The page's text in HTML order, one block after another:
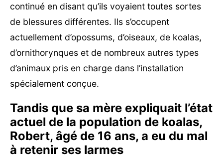
continué en disant qu’ils voyaient toutes sortes
de blessures différentes. Ils s’occupent
actuellement d’opossums, d’oiseaux, de koalas,
d’ornithorynques et de nombreux autres types
d’animaux pris en charge dans l’installation
spécialement conçue.
Tandis que sa mère expliquait l’état
actuel de la population de koalas,
Robert, âgé de 16 ans, a eu du mal
à retenir ses larmes